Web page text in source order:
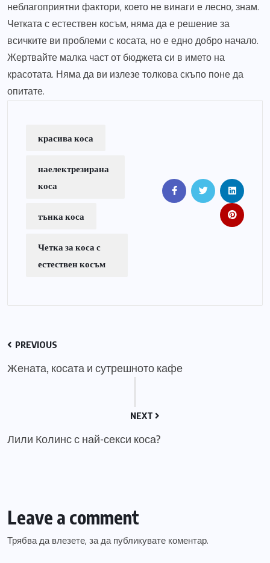
неблагоприятни фактори, което не винаги е лесно, знам.
Четката с естествен косъм, няма да е решение за
всичките ви проблеми с косата, но е едно добро начало.
Жертвайте малка част от бюджета си в името на
красотата. Няма да ви излезе толкова скъпо поне да
опитате.
красива коса
наелектрезирана
коса
тънка коса
Четка за коса с
естествен косъм
PREVIOUS
Жената, косата и сутрешното кафе
NEXT
Лили Колинс с най-секси коса?
Leave a comment
Трябва да влезете, за да публикувате коментар.